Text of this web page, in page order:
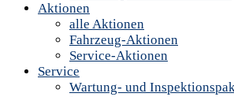
Aktionen
alle Aktionen
Fahrzeug-Aktionen
Service-Aktionen
Service
Wartung- und